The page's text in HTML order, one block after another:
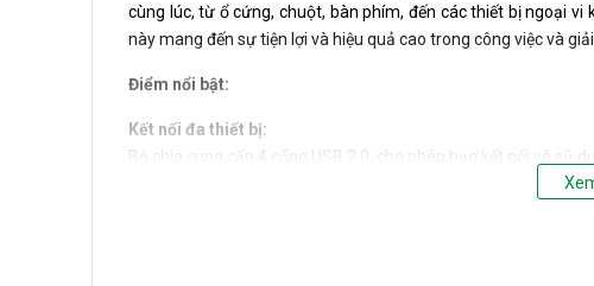
cùng lúc, từ ổ cứng, chuột, bàn phím, đến các thiết bị ngoại
này mang đến sự tiện lợi và hiệu quả cao trong công việc và
Điểm nổi bật:
Kết nối đa thiết bị:
Bộ chia cung cấp 4 cổng USB 2.0, cho phép bạn kết nối và sử